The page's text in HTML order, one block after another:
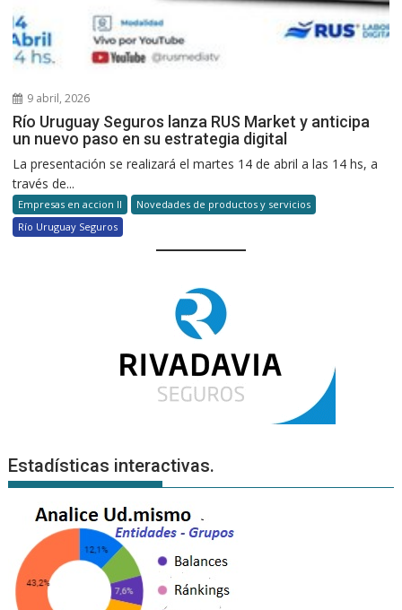
9 abril, 2026
Río Uruguay Seguros lanza RUS Market y anticipa
un nuevo paso en su estrategia digital
La presentación se realizará el martes 14 de abril a las 14 hs, a
través de...
Empresas en accion II
Novedades de productos y servicios
Río Uruguay Seguros
Estadísticas interactivas.